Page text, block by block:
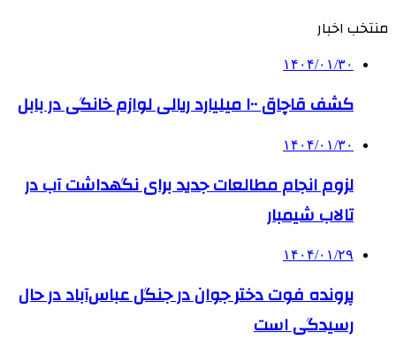
منتخب اخبار
۱۴۰۴/۰۱/۳۰
کشف قاچاق ۱۰۰ میلیارد ریالی لوازم خانگی در بابل
۱۴۰۴/۰۱/۳۰
لزوم انجام مطالعات جدید برای نگهداشت آب در
تالاب شیمبار
۱۴۰۴/۰۱/۲۹
پرونده فوت دختر جوان در جنگل عباس‌آباد در حال
رسیدگی است